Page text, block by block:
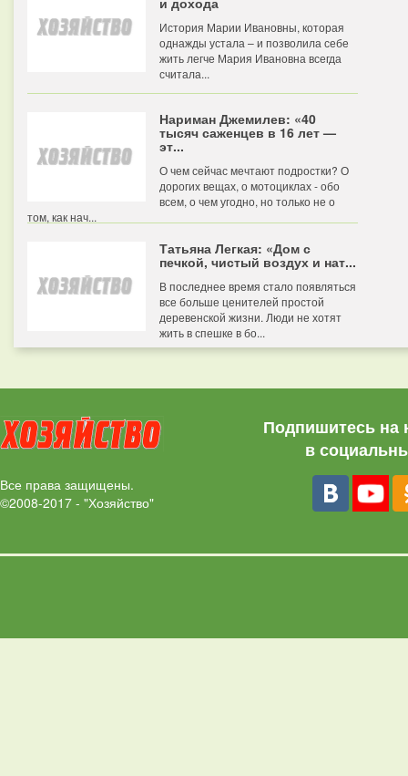
История Марии Ивановны, которая
однажды устала – и позволила себе
жить легче Мария Ивановна всегда
считала...
Нариман Джемилев: «40
тысяч саженцев в 16 лет —
эт...
О чем сейчас мечтают подростки? О
дорогих вещах, о мотоциклах - обо
всем, о чем угодно, но только не о
том, как нач...
Татьяна Легкая: «Дом с
печкой, чистый воздух и нат...
В последнее время стало появляться
все больше ценителей простой
деревенской жизни. Люди не хотят
жить в спешке в бо...
Все права защищены.
©2008-2017 - "Хозяйство"
Подпишитесь на
в